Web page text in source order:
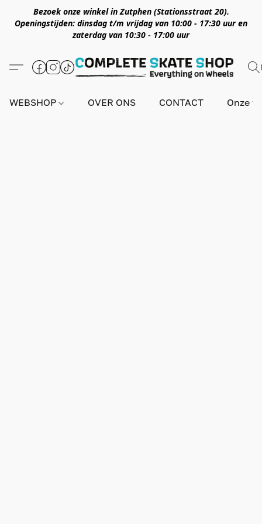
Bezoek onze winkel in Zutphen (Stationsstraat 20).
Openingstijden: dinsdag t/m vrijdag van 10:00 - 17:30 uur en
zaterdag van 10:30 - 17:00 uur
WEBSHOP OVER ONS CONTACT Onze